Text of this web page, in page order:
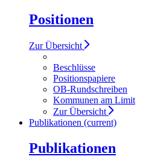
Positionen
Zur Übersicht
Beschlüsse
Positionspapiere
OB-Rundschreiben
Kommunen am Limit
Zur Übersicht
Publikationen (current)
Publikationen